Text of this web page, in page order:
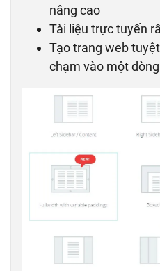
nâng cao
Tài liệu trực tuyến
Tạo trang web
chạm vào một